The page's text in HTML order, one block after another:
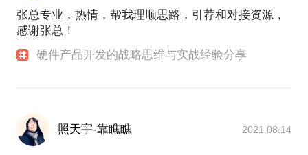
张总专业，热情，帮我理顺思路，引荐和对接资源，
感谢张总！
硬件产品开发的战略思维与实战经验分享
照天宇-靠瞧瞧 2021.08.14